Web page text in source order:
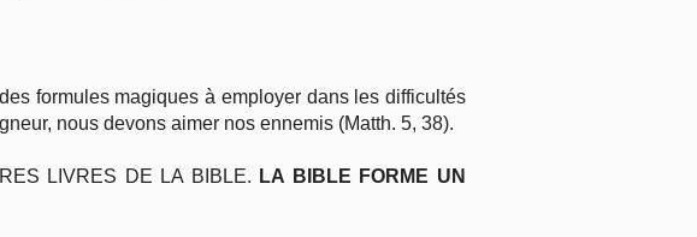
formules magiques à employer dans les difficultés
nous devons aimer nos ennemis (Matth. 5, 38).
LIVRES DE LA BIBLE. LA BIBLE FORME UN